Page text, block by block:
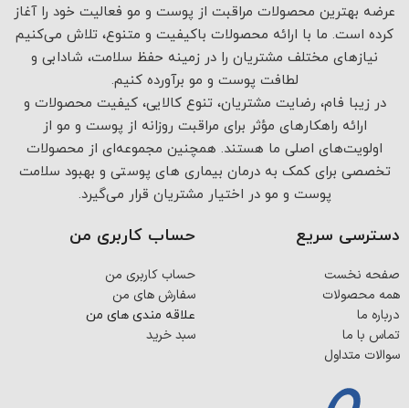
عرضه بهترین محصولات مراقبت از پوست و مو فعالیت خود را آغاز
کرده است. ما با ارائه محصولات باکیفیت و متنوع، تلاش می‌کنیم
نیازهای مختلف مشتریان را در زمینه حفظ سلامت، شادابی و
لطافت پوست و مو برآورده کنیم.
در زیبا فام، رضایت مشتریان، تنوع کالایی، کیفیت محصولات و
ارائه راهکارهای مؤثر برای مراقبت روزانه از پوست و مو از
اولویت‌های اصلی ما هستند. همچنین مجموعه‌ای از محصولات
تخصصی برای کمک به درمان بیماری های پوستی و بهبود سلامت
پوست و مو در اختیار مشتریان قرار می‌گیرد.
دسترسی سریع
صفحه نخست
همه محصولات
درباره ما
تماس با ما
سوالات متداول
حساب کاربری من
حساب کاربری من
سفارش های من
علاقه مندی های من
سبد خرید